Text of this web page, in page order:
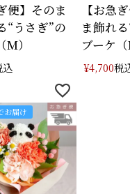
便】そのま
“うさぎ”の
M）
込
【お急
ま飾れ
ブーケ（
¥4,700税
お届け